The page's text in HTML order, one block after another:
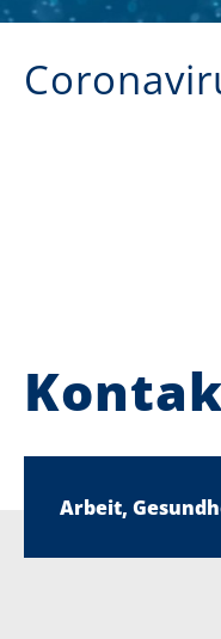
Arbeit,